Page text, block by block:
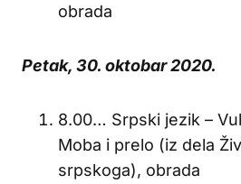
obrada
Petak, 30. oktobar 2020.
8.00… Srpski jezik –
Moba i prelo (iz dela
srpskoga), obrada